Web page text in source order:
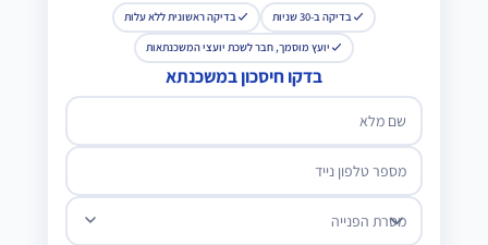
בדיקה ב-30 שניות
בדיקה ראשונית ללא עלות
יועץ מוסמך, חבר לשכת יועצי המשכנתאות
בדקו חיסכון במשכנתא
שם מלא
מספר טלפון נייד
מטרת הפנייה